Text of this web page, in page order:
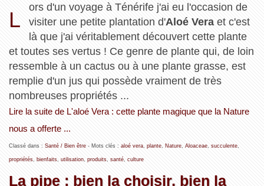
L
ors d'un voyage à Ténérife j'ai eu l'occasion de
visiter une petite plantation d'Aloé Veraet c'est
là que j'ai véritablement découvert cette plante
et toutes ses vertus ! Ce genre de plante qui, de loin
ressemble à un cactus ou à une plante grasse, est
remplie d'un jus qui possède vraiment de très
nombreuses propriétés ...
Lire la suite de L'aloé Vera : cette plante magique que la Nature
nous a offerte ...
Classé dans : Santé / Bien être- Mots clés : aloé vera, plante, Nature, Aloaceae, succulente,
propriétés, bienfaits, utilisation, produits, santé, culture
La pipe : bien la choisir, bien la